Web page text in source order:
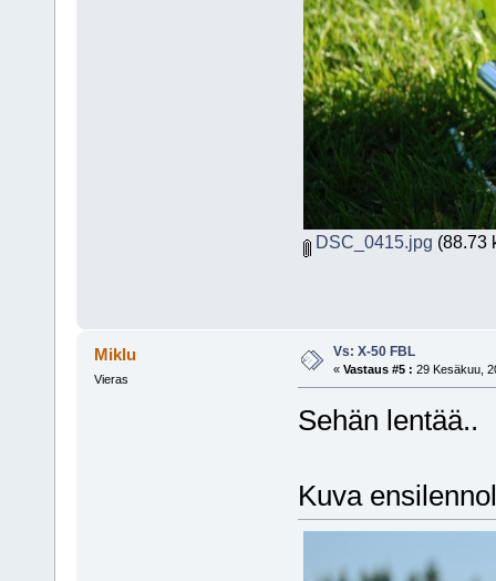
DSC_0415.jpg (88.73
Miklu
Vieras
Vs: X-50 FBL
« Vastaus #5 : 29 Kesäkuu,
Sehän
Kuva